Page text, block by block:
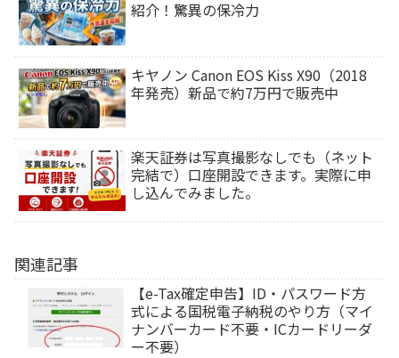
紹介！驚異の保冷力
キヤノン Canon EOS Kiss X90（2018
年発売）新品で約7万円で販売中
楽天証券は写真撮影なしでも（ネット
完結で）口座開設できます。実際に申
し込んでみました。
関連記事
【e-Tax確定申告】ID・パスワード方
式による国税電子納税のやり方（マイ
ナンバーカード不要・ICカードリーダ
ー不要）